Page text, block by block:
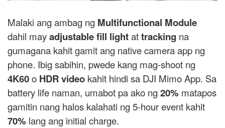
Malaki ang ambag ng Multifunctional Module
dahil mayadjustable fill lightattracking na
gumagana kahit gamit ang native camera app ng
phone. Ibig sabihin, pwede kang mag-shoot ng
4K60o HDR video kahit hindi sa DJI Mimo App. Sa
battery life naman, umabot pa ako ng20% matapos
gamitin nang halos kalahati ng 5-hour event kahit
70% lang ang initial charge.